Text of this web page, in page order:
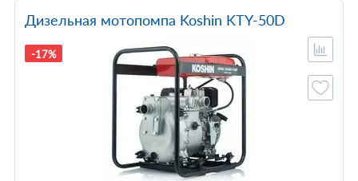
Дизельная мотопомпа Koshin KTY-50D
-17%